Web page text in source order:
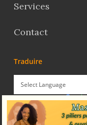
Services
Contact
Traduire
Powered by